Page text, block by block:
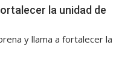
la unidad de
y llama a fortalecer la